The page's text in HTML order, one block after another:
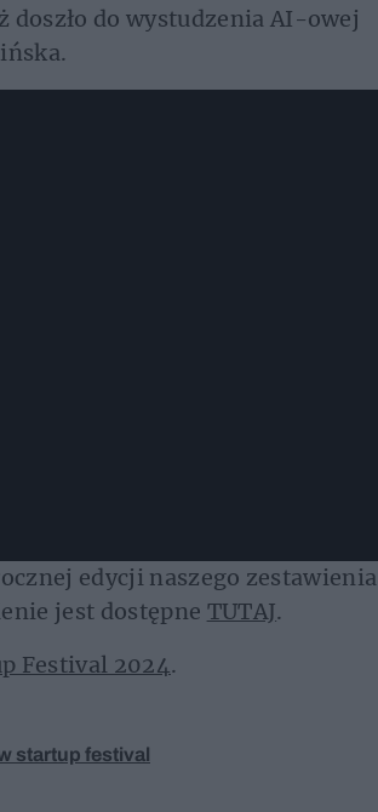
do wystudzenia AI-owej
edycji naszego zestawienia
jest dostępne TUTAJ.
Festival 2024.
startup festival